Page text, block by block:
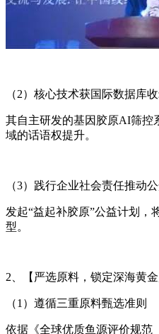
（2）核心技术获国际数据库
其自主研发的基因胶原AI筛控
域的话语权提升。
（3）践行企业社会责任推动
发起“益起补胶原”公益计划，
型。
2、【严选原料，锁定深海黄金
（1）遵循三重原料甄选准则
依据《全球优质鱼源评价规范